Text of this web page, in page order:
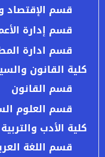
قسم الإقتصاد
قسم إدارة
قسم ادارة
كلية القانون
قسم القانون
قسم العلوم
كلية الأدب والتربية
قسم اللغة